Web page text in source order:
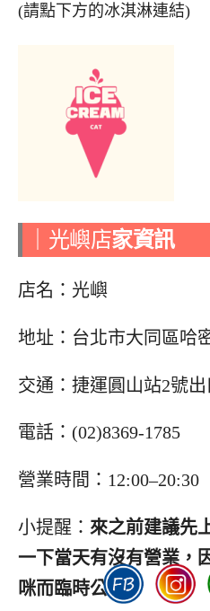
(請點下方的冰淇淋連結)
｜光嶼店家資訊
店名：光嶼
地址：台北市大同區哈
交通：捷運圓山站2號
電話：(02)8369-1785
營業時間：12:00–20:30
小提醒： 來之前建議先
一下當天有沒有營業 ，
咪而臨時公休。